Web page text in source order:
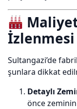
İzlenmesi
Sultangazi’de
şunlara dikkat
Detaylı
önce